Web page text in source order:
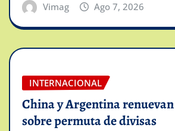
Vimag Ago 7, 2026
INTERNACIONAL
China y Argentina
sobre permuta de divisas